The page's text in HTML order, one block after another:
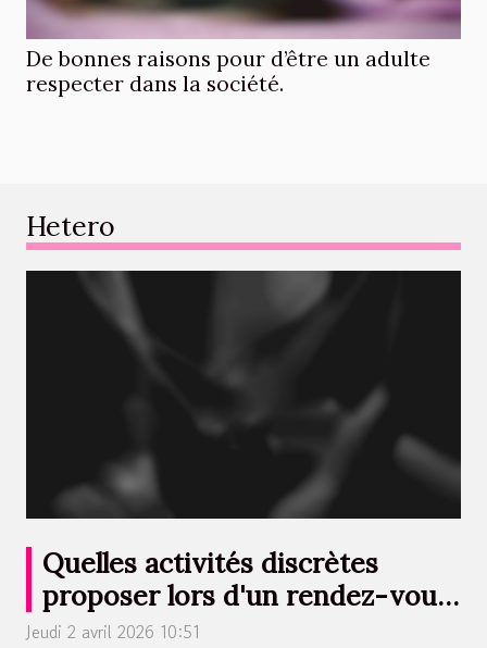
De bonnes raisons pour d’être un adulte
respecter dans la société.
Hetero
Quelles activités discrètes
proposer lors d'un rendez-vous
?
Jeudi 2 avril 2026 10:51